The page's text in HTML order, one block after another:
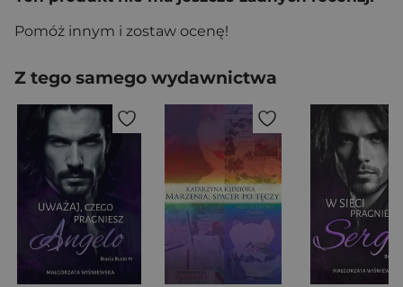
Pomóż innym i zostaw ocenę!
Z tego samego wydawnictwa